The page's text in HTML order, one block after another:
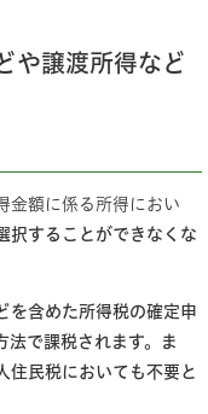
や譲渡所得など
金額に係る所得におい
択することができなくな
含めた所得税の確定申
法で課税されます。ま
住民税においても不要と